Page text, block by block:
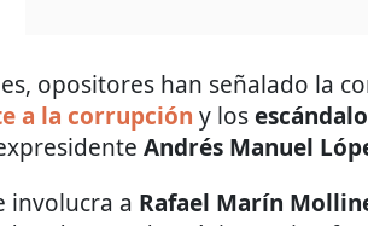
opositores han señalado la
a la corrupción y los
Andrés Manuel
involucra a Rafael Marín